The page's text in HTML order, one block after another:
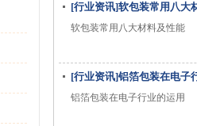
[行业资讯]软包装常用八大
软包装常用八大材料及性能
[行业资讯]铝箔包装在电子
铝箔包装在电子行业的运用